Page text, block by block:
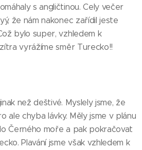
s angličtinou. Cely večer
že nám nakonec zařídil jeste
bylo super, vzhledem k
vyrážíme směr Turecko!!
než deštivé. Myslely jsme, že
ale chyba lávky. Měly jsme v plánu
Černého moře a pak pokračovat
Plavání jsme však vzhledem k